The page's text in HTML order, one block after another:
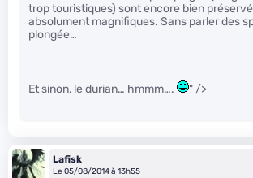
trop touristiques) sont encore bien
absolument magnifiques. Sans parler des
plongée…
Et sinon, le durian… hmmm…. " />
Lafisk
Le 05/08/2014 à 13h55